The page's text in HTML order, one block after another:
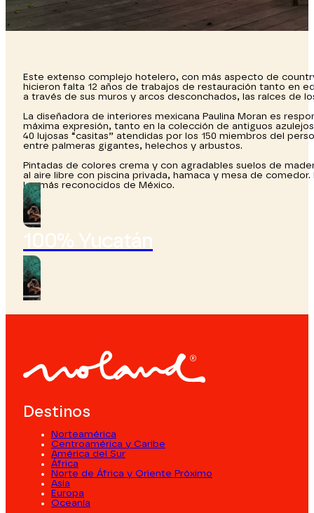
Este extenso complejo hotelero, con más aspecto de
hicieron falta 12 años de trabajos de restauración tanto en
a través de sus muros y arcos desconchados, las raíces de
La diseñadora de interiores mexicana Paulina Moran es
máxima expresión, tanto en la colección de antiguos
40 lujosas “casitas” atendidas por los 150 miembros del
entre palmeras gigantes, helechos y arbustos.
Pintadas de colores crema y con agradables suelos de
al aire libre con piscina privada, hamaca y mesa de
los más reconocidos de México.
100% Yucatán
Destinos
Norteamérica
Centroamérica y Caribe
América del Sur
África
Norte de África y Oriente Próximo
Asia
Europa
Oceanía